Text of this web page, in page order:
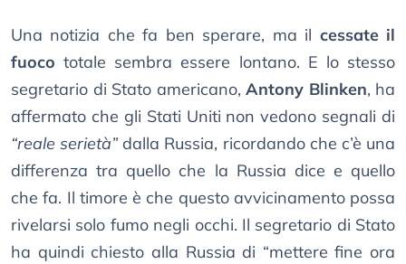
Una notizia che fa ben sperare, ma il cessate il
fuoco totale sembra essere lontano. E lo stesso
segretario di Stato americano, Antony Blinken, ha
affermato che gli Stati Uniti non vedono segnali di
“reale serietà”dalla Russia, ricordando che c’è una
differenza tra quello che la Russia dice e quello
che fa. Il timore è che questo avvicinamento possa
rivelarsi solo fumo negli occhi. Il segretario di Stato
ha quindi chiesto alla Russia di “mettere fine ora